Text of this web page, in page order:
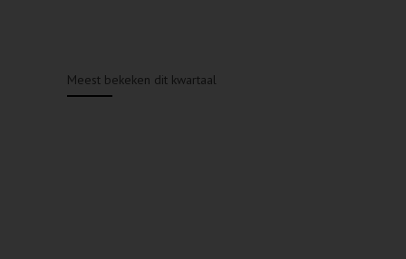
Meest bekeken dit kwartaal